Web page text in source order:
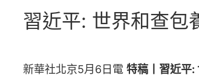
習近平: 世界和查包
新華社北京5月6日電 特稿丨習近平: